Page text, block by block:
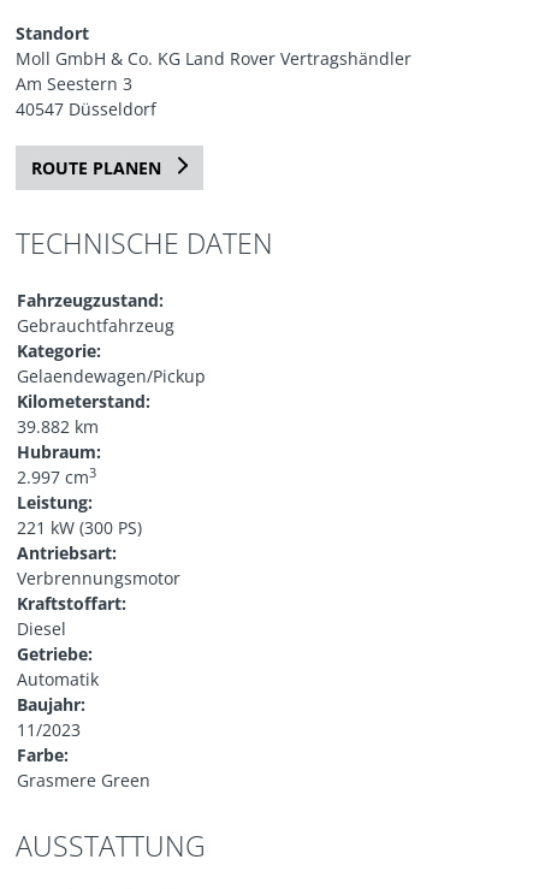
Standort
Moll GmbH & Co. KG Land Rover Vertragshändler
Am Seestern 3
40547 Düsseldorf
ROUTE PLANEN
TECHNISCHE DATEN
Fahrzeugzustand:
Gebrauchtfahrzeug
Kategorie:
Gelaendewagen/Pickup
Kilometerstand:
39.882 km
Hubraum:
2.997 cm3
Leistung:
221 kW (300 PS)
Antriebsart:
Verbrennungsmotor
Kraftstoffart:
Diesel
Getriebe:
Automatik
Baujahr:
11/2023
Farbe:
Grasmere Green
AUSSTATTUNG